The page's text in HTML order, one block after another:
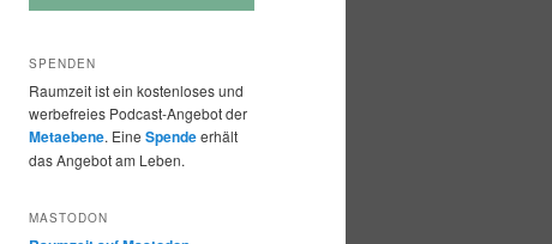
SPENDEN
Raumzeit ist ein kostenloses und
werbefreies Podcast-Angebot der
Metaebene. Eine Spendeerhält
das Angebot am Leben.
MASTODON